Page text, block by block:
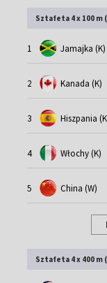
Sztafeta 4 x 100 m
1 Jamajka (K)
2 Kanada (K)
3 Hiszpania
4 Włochy (K)
5 China (W)
Sztafeta 4 x 400 m